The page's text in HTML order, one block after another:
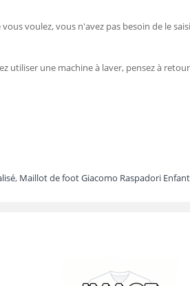
voulez, vous n'avez pas besoin de le
une machine à laver, pensez à
, Maillot de foot Giacomo Raspadori